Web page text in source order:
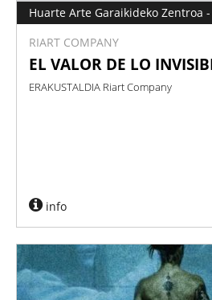
Huarte Arte Garaikideko Zentroa
RIART COMPANY
EL VALOR DE LO
ERAKUSTALDIA Riart Company
info